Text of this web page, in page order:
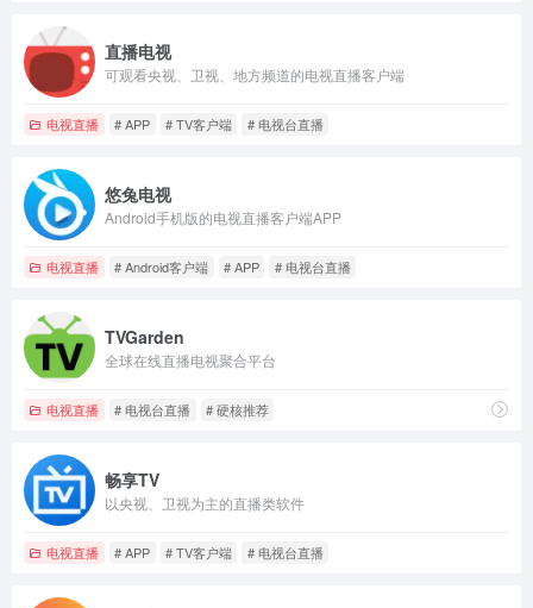
直播电视
可观看央视、卫视、地方频道的电视直播客户端
电视直播 # APP # TV客户端 # 电视台直播
悠兔电视
Android手机版的电视直播客户端APP
电视直播 # Android客户端 # APP # 电视台直播
TVGarden
全球在线直播电视聚合平台
电视直播 # 电视台直播 # 硬核推荐
畅享TV
以央视、卫视为主的直播类软件
电视直播 # APP # TV客户端 # 电视台直播